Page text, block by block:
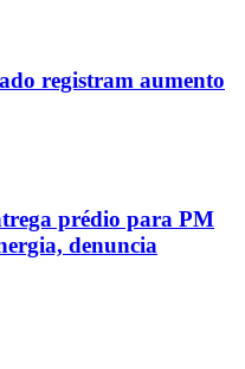
registram aumento
prédio para PM
denuncia